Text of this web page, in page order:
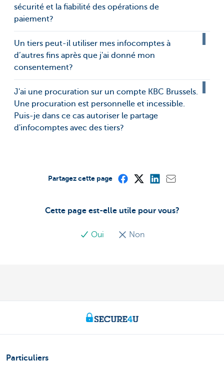
sécurité et la fiabilité des opérations de
paiement?
Un tiers peut-il utiliser mes infocomptes à
d’autres fins après que j'ai donné mon
consentement?
J'ai une procuration sur un compte KBC Brussels.
Une procuration est personnelle et incessible.
Puis-je dans ce cas autoriser le partage
d'infocomptes avec des tiers?
Cette page est-elle utile pour vous?
Oui Non
Partagez cette page
Particuliers